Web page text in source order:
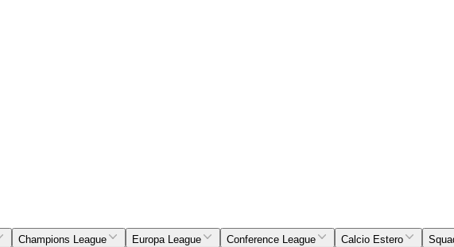
Champions League Europa League Conference League Calcio Estero